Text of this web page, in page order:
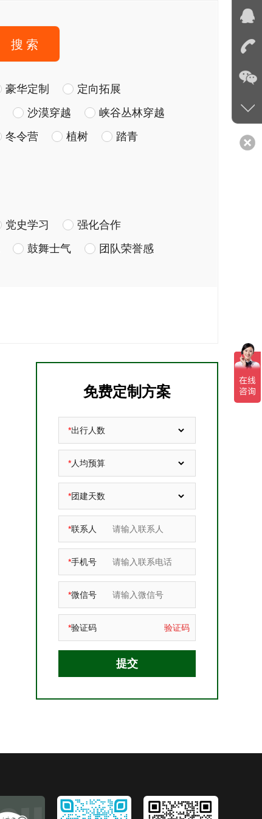
搜 索
豪华定制
定向拓展
沙漠穿越
峡谷丛林穿越
冬令营 植树
踏青
党史学习
强化合作
鼓舞士气 团队荣誉感
免费定制方案
*出行人数
*人均预算
*团建天数
*联系人
*手机号
*微信号
*验证码 验证码
提交